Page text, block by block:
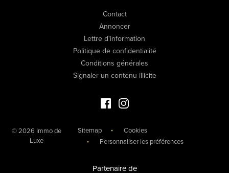
Contact
Annoncer
Lettre d'information
Politique de confidentialité
Conditions générales
Signaler un contenu illicite
Facebook Immo de Luxe
Instagram Immo de Luxe
© 2026 Immo de
Luxe
Sitemap
Cookies
Personnaliser les préférences
Partenaire de